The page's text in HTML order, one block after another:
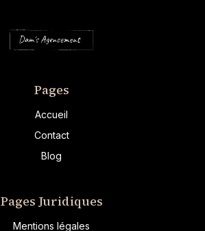
Pages
Accueil
Contact
Blog
Pages Juridiques
Mentions légales